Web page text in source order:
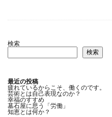
検索
検索
最近の投稿
疲れているからこそ、働くのです。
芸術とは自己表現なのか？
幸福のすすめ
墓石屋に思う「労働」
知恵とは何か？